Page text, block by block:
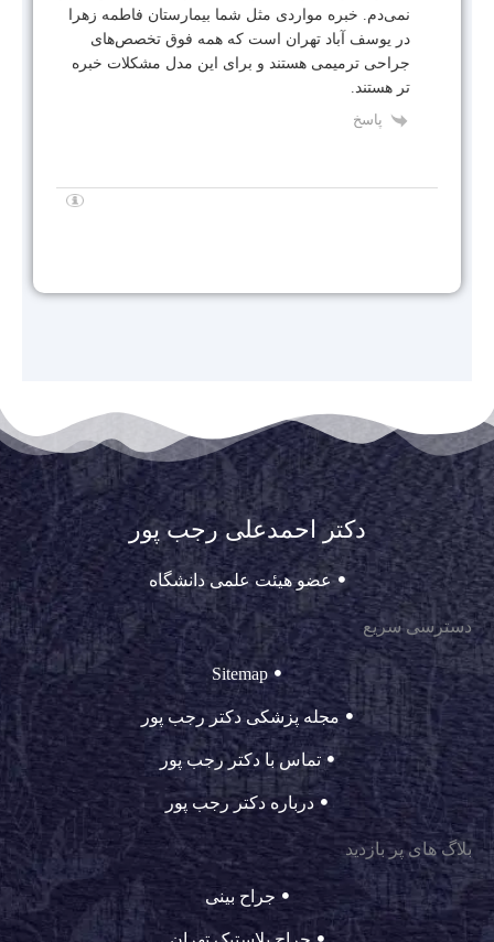
نمی‌دم. خبره مواردی مثل شما بیمارستان فاطمه زهرا
در یوسف آباد تهران است که همه فوق تخصص‌های
جراحی ترمیمی هستند و برای این مدل مشکلات خبره
تر هستند.
پاسخ
دکتر احمدعلی رجب پور
عضو هیئت علمی دانشگاه
دسترسی سریع
Sitemap
مجله پزشکی دکتر رجب پور
تماس با دکتر رجب پور
درباره دکتر رجب پور
بلاگ های پر بازدید
جراح بینی